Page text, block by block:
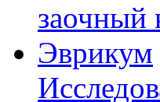
заочный
Эврикум